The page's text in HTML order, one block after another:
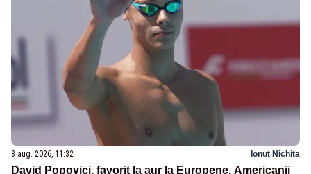
8 aug. 2026, 11:32 Ionuț Nichita
David Popovici, favorit la aur la Europene. Americanii